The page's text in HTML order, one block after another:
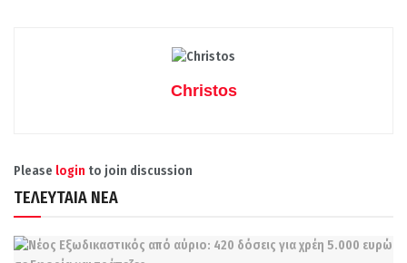
Christos
Please login to join discussion
ΤΕΛΕΥΤΑΙΑ ΝΕΑ